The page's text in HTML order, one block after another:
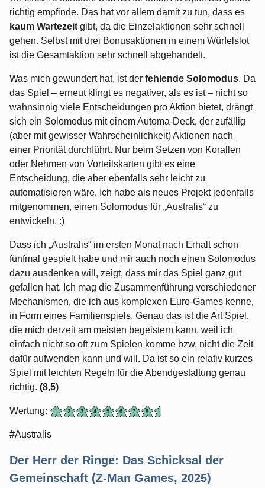
richtig empfinde. Das hat vor allem damit zu tun, dass es
kaum Wartezeit gibt, da die Einzelaktionen sehr schnell
gehen. Selbst mit drei Bonusaktionen in einem Würfelslot
ist die Gesamtaktion sehr schnell abgehandelt.
Was mich gewundert hat, ist der fehlende Solomodus. Da
das Spiel – erneut klingt es negativer, als es ist – nicht so
wahnsinnig viele Entscheidungen pro Aktion bietet, drängt
sich ein Solomodus mit einem Automa-Deck, der zufällig
(aber mit gewisser Wahrscheinlichkeit) Aktionen nach
einer Priorität durchführt. Nur beim Setzen von Korallen
oder Nehmen von Vorteilskarten gibt es eine
Entscheidung, die aber ebenfalls sehr leicht zu
automatisieren wäre. Ich habe als neues Projekt jedenfalls
mitgenommen, einen Solomodus für „Australis“ zu
entwickeln. :)
Dass ich „Australis“ im ersten Monat nach Erhalt schon
fünfmal gespielt habe und mir auch noch einen Solomodus
dazu ausdenken will, zeigt, dass mir das Spiel ganz gut
gefallen hat. Ich mag die Zusammenführung verschiedener
Mechanismen, die ich aus komplexen Euro-Games kenne,
in Form eines Familienspiels. Genau das ist die Art Spiel,
die mich derzeit am meisten begeistern kann, weil ich
einfach nicht so oft zum Spielen komme bzw. nicht die Zeit
dafür aufwenden kann und will. Da ist so ein relativ kurzes
Spiel mit leichten Regeln für die Abendgestaltung genau
richtig. (8,5)
Wertung:
#Australis
Der Herr der Ringe: Das Schicksal der
Gemeinschaft (Z-Man Games, 2025)